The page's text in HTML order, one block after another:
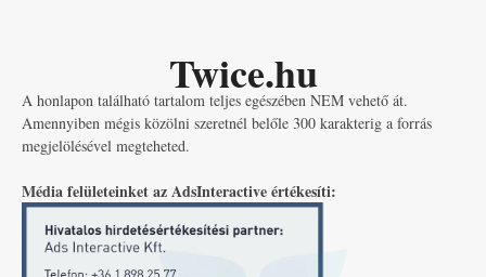
Twice.hu
A honlapon található tartalom teljes egészében NEM vehető át.
Amennyiben mégis közölni szeretnél belőle 300 karakterig a forrás
megjelölésével megteheted.
Média felületeinket az AdsInteractive értékesíti: